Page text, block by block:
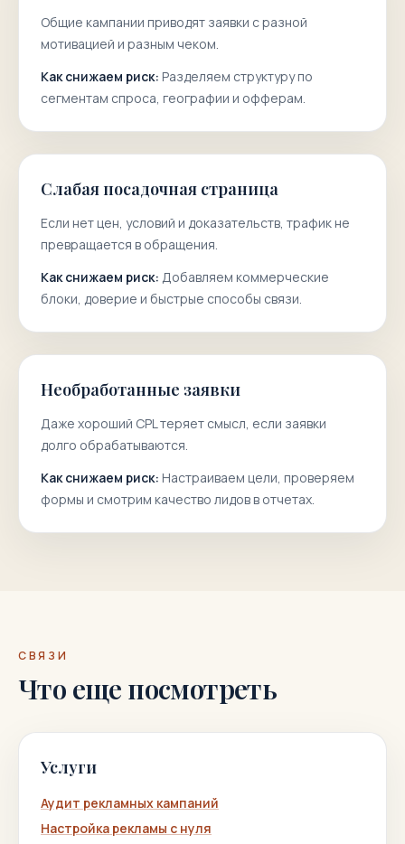
Общие кампании приводят заявки с разной
мотивацией и разным чеком.
Как снижаем риск: Разделяем структуру по
сегментам спроса, географии и офферам.
Слабая посадочная страница
Если нет цен, условий и доказательств, трафик не
превращается в обращения.
Как снижаем риск: Добавляем коммерческие
блоки, доверие и быстрые способы связи.
Необработанные заявки
Даже хороший CPL теряет смысл, если заявки
долго обрабатываются.
Как снижаем риск: Настраиваем цели, проверяем
формы и смотрим качество лидов в отчетах.
СВЯЗИ
Что еще посмотреть
Услуги
Аудит рекламных кампаний
Настройка рекламы с нуля